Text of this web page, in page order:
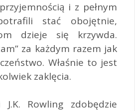
i z pełnym
stać obojętnie,
dzieje się krzywda.
za każdym razem jak
Właśnie to jest
zaklęcia.
Rowling zdobędzie